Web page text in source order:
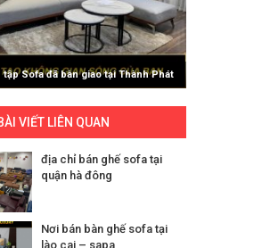
tập Sofa đã bàn giao tại Thành Phát
VIẾT LIÊN QUAN
địa chỉ bán ghế sofa tại
quận hà đông
Nơi bán bàn ghế sofa tại
lào cai – sapa